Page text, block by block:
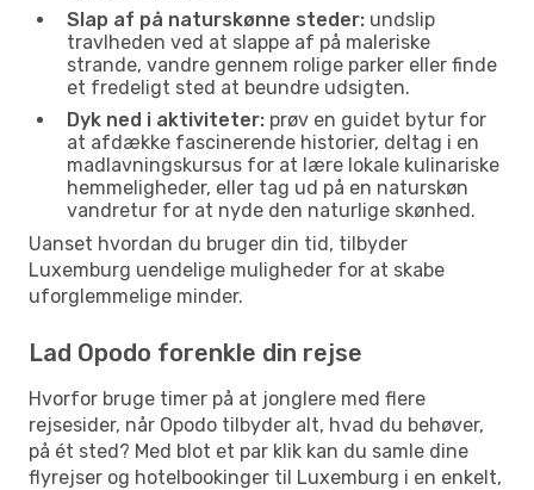
Slap af på naturskønne steder: undslip
travlheden ved at slappe af på maleriske
strande, vandre gennem rolige parker eller finde
et fredeligt sted at beundre udsigten.
Dyk ned i aktiviteter: prøv en guidet bytur for
at afdække fascinerende historier, deltag i en
madlavningskursus for at lære lokale kulinariske
hemmeligheder, eller tag ud på en naturskøn
vandretur for at nyde den naturlige skønhed.
Uanset hvordan du bruger din tid, tilbyder
Luxemburg uendelige muligheder for at skabe
uforglemmelige minder.
Lad Opodo forenkle din rejse
Hvorfor bruge timer på at jonglere med flere
rejsesider, når Opodo tilbyder alt, hvad du behøver,
på ét sted? Med blot et par klik kan du samle dine
flyrejser og hotelbookinger til Luxemburg i en enkelt,